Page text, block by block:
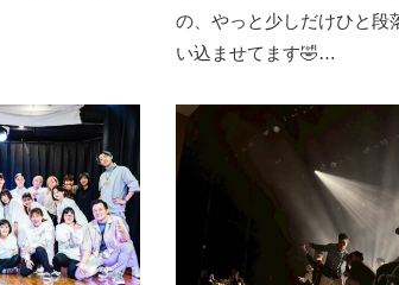
の、やっと少しだけひと段
い込ませてます🤣…